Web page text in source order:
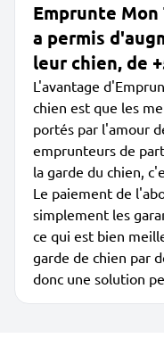
Emprunte
a permis
leur chien, de
L'avantage
chien est que les
portés par l'amour
emprunteurs de
la garde du chien,
Le paiement de
simplement les
ce qui est bien
garde de chien par
donc une solution